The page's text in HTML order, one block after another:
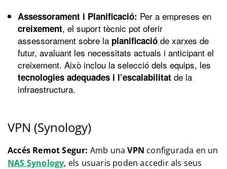
Assessorament i Planificació: Per a empreses en
creixement, el suport tècnic pot oferir
assessorament sobre la planificació de xarxes de
futur, avaluant les necessitats actuals i anticipant el
creixement. Això inclou la selecció dels equips, les
tecnologies adequades i l’escalabilitat de la
infraestructura.
VPN (Synology)
Accés Remot Segur: Amb una VPN configurada en un
NAS Synology, els usuaris poden accedir als seus